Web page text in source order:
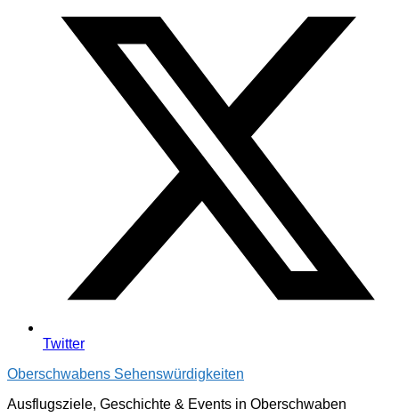
Twitter
Oberschwabens Sehenswürdigkeiten
Ausflugsziele, Geschichte & Events in Oberschwaben